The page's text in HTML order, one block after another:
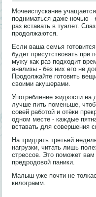
Мочеиспускание
подниматься даже ночью
раз вставать в туалет.
продолжаются.
Если ваша семья
будет присутствовать
мужу как раз подходит
анализы - без них его не
Продолжайте готовить
своими акушерами.
Употребление жидкости на
лучше пить поменьше,
совей работой и отёки
одном месте - каждые
вставать для совершения
На тридцать третьей
нагрузки, читать лишь
стрессов. Это поможет
предродовой паники.
Малыш уже почти не
килограмм.